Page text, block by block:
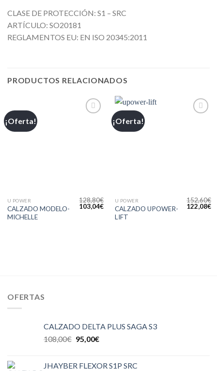
CLASE DE PROTECCIÓN: S1 – SRC
ARTÍCULO: SO20181
REGLAMENTOS EU: EN ISO 20345:2011
PRODUCTOS RELACIONADOS
¡Oferta!
U POWER
CALZADO MODELO-
MICHELLE
128,80€
103,04€
¡Oferta!
U POWER
CALZADO UPOWER-
LIFT
152,60€
122,08€
OFERTAS
CALZADO DELTA PLUS SAGA S3
108,00€ 95,00€
JHAYBER FLEXOR S1P SRC